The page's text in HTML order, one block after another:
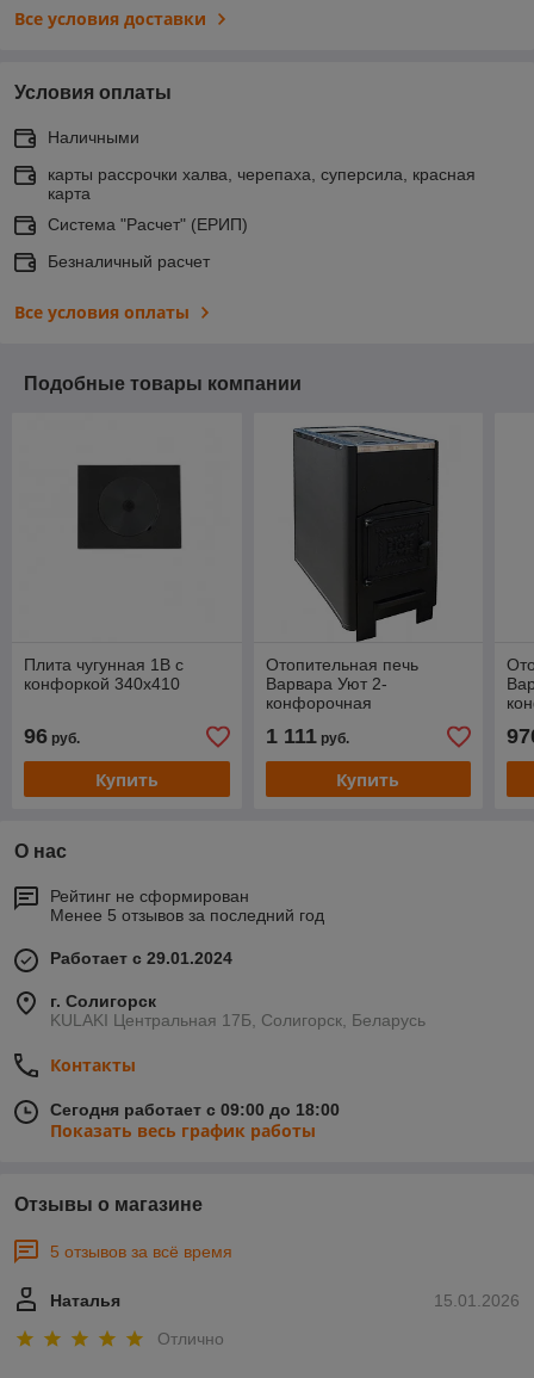
Все условия доставки
Условия оплаты
Наличными
карты рассрочки халва, черепаха, суперсила, красная
карта
Система "Расчет" (ЕРИП)
Безналичный расчет
Все условия оплаты
Подобные товары компании
Плита чугунная 1В с
конфоркой 340х410
96 руб.
Купить
Отопительная печь
Варвара Уют 2-
конфорочная
1 111руб.
Купить
О нас
Рейтинг не сформирован
Менее 5 отзывов за последний год
Работает с 29.01.2024
г. Солигорск
KULAKI Центральная 17Б, Солигорск, Беларусь
Контакты
Сегодня работает с 09:00 до 18:00
Показать весь график работы
Отзывы о магазине
5 отзывов за всё время
15.01.2026
Наталья
Отлично